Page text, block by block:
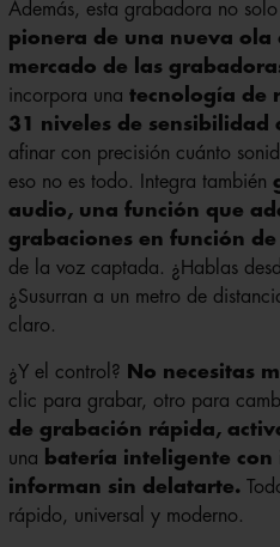
Además, esta grabadora no
pionera de una nueva ola
mercado de las
incorpora una tecnología de
31 niveles de sensibilidad
afinar con precisión cuánto
eso no es todo. Integra también
audio, una función que
grabaciones en función
de la voz captada. ¿Hablas
¿Susurran a un metro de
claro.
¿Y el control? No necesitas
clic para grabar, otro para
de grabación rápida,
una
batería inteligente con
informan sin delatarte.
rápido, universal y moderno.